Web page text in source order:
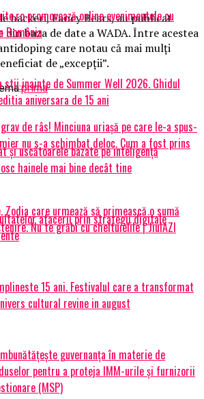
hackeri, Fancy Bears, au publicat
din baza de date a WADA. Între acestea
care notau că mai mulţi
de „excepţii”.
prima
de râs! Minciuna uriașă pe care le-a spus-
nu s-a schimbat deloc. Cum a fost prins
Zodia care urmează să primească o sumă
Nu te grăbi cu cheltuielile | JiulAZI
promovează online evenimentele cu
stii inainte de Summer Well 2026. Ghidul
aniversara de 15 ani
și uscătoarele bazate pe inteligență
hainele mai bine decât tine
afacerii prin strategii digitale
15 ani. Festivalul care a transformat
cultural revine in august
guvernanța în materie de
pentru a proteja IMM-urile și furnizorii
(MSP)